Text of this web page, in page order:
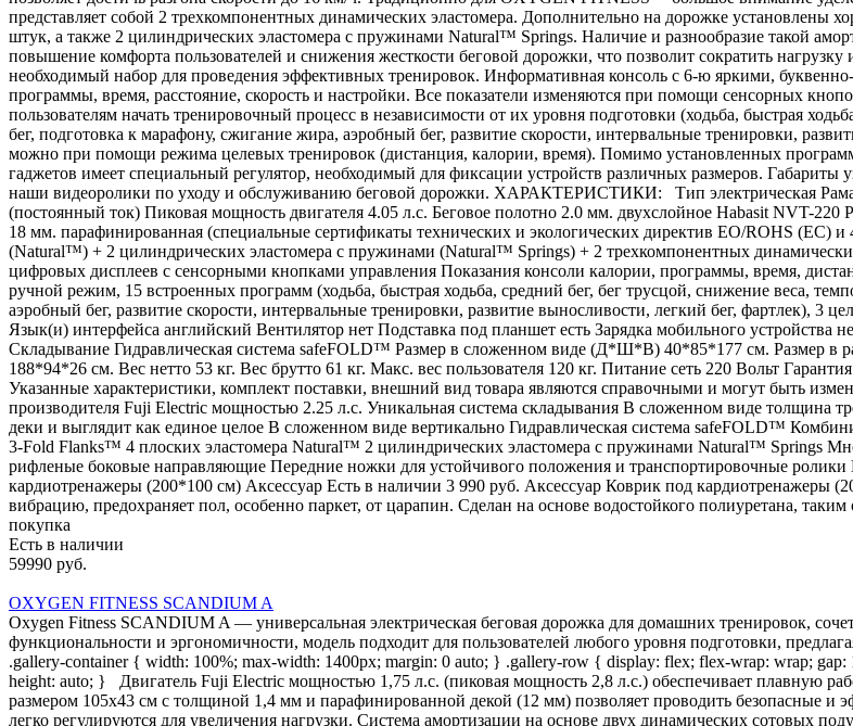
представляет собой 2 трехкомпонентных динамических эластомера. Дополнительно на дорожке установлены
штук, а также 2 цилиндрических эластомера с пружинами Natural™ Springs. Наличие и разнообразие такой
повышение комфорта пользователей и снижения жесткости беговой дорожки, что позволит сократить
необходимый набор для проведения эффективных тренировок. Информативная консоль с 6-ю яркими,
программы, время, расстояние, скорость и настройки. Все показатели изменяются при помощи сенсорных
пользователям начать тренировочный процесс в независимости от их уровня подготовки (ходьба, быстрая
бег, подготовка к марафону, сжигание жира, аэробный бег, развитие скорости, интервальные тренировки,
можно при помощи режима целевых тренировок (дистанция, калории, время). Помимо установленных
гаджетов имеет специальный регулятор, необходимый для фиксации устройств различных размеров.
наши видеоролики по уходу и обслуживанию беговой дорожки. ХАРАКТЕРИСТИКИ: Тип электрическая Рама
(постоянный ток) Пиковая мощность двигателя 4.05 л.с. Беговое полотно 2.0 мм. двухслойное Habasit NVT-220
18 мм. парафинированная (специальные сертификаты технических и экологических директив EO/ROHS (ЕС)
(Natural™) + 2 цилиндрических эластомера с пружинами (Natural™ Springs) + 2 трехкомпонентных
цифровых дисплеев с сенсорными кнопками управления Показания консоли калории, программы, время,
ручной режим, 15 встроенных программ (ходьба, быстрая ходьба, средний бег, бег трусцой, снижение веса,
аэробный бег, развитие скорости, интервальные тренировки, развитие выносливости, легкий бег, фартлек), 3
Язык(и) интерфейса английский Вентилятор нет Подставка под планшет есть Зарядка мобильного устройства
Складывание Гидравлическая система safeFOLD™ Размер в сложенном виде (Д*Ш*В) 40*85*177 см. Размер
188*94*26 см. Вес нетто 53 кг. Вес брутто 61 кг. Макс. вес пользователя 120 кг. Питание сеть 220 Вольт
Указанные характеристики, комплект поставки, внешний вид товара являются справочными и могут быть
производителя Fuji Electric мощностью 2.25 л.с. Уникальная система складывания В сложенном виде толщина
деки и выглядит как единое целое В сложенном виде вертикально Гидравлическая система safeFOLD™
3-Fold Flanks™ 4 плоских эластомера Natural™ 2 цилиндрических эластомера с пружинами Natural™ Springs
рифленые боковые направляющие Передние ножки для устойчивого положения и транспортировочные
кардиотренажеры (200*100 см) Аксессуар Есть в наличии 3 990 руб. Аксессуар Коврик под кардиотренажеры
вибрацию, предохраняет пол, особенно паркет, от царапин. Сделан на основе водостойкого полиуретана,
покупка
Есть в наличии
59990 руб.
OXYGEN FITNESS SCANDIUM A
Oxygen Fitness SCANDIUM A — универсальная электрическая беговая дорожка для домашних тренировок,
функциональности и эргономичности, модель подходит для пользователей любого уровня подготовки,
.gallery-container { width: 100%; max-width: 1400px; margin: 0 auto; } .gallery-row { display: flex; flex-wrap: wrap;
height: auto; } Двигатель Fuji Electric мощностью 1,75 л.с. (пиковая мощность 2,8 л.с.) обеспечивает плавную
размером 105х43 см с толщиной 1,4 мм и парафинированной декой (12 мм) позволяет проводить безопасные
легко регулируются для увеличения нагрузки. Система амортизации на основе двух динамических сотовых